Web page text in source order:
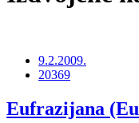
9.2.2009.
20369
Eufrazijana